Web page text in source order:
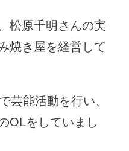
松原千明さんの実
焼き屋を経営して
芸能活動を行い、
OLをしていまし